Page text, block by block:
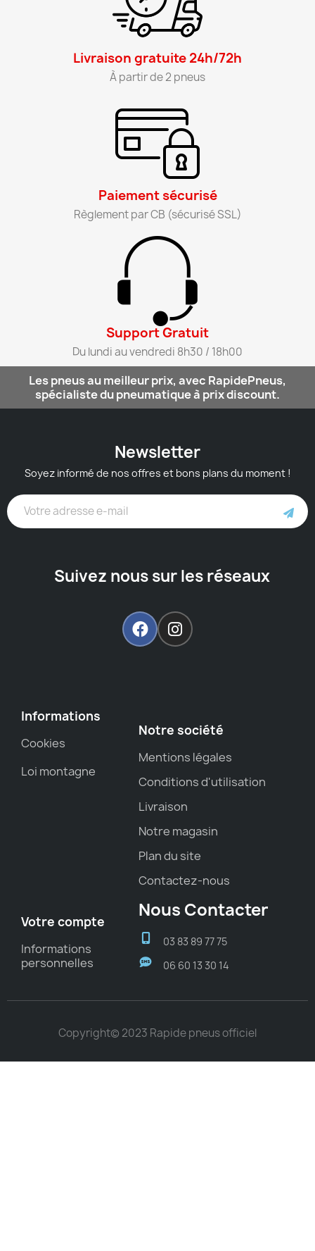
Livraison gratuite 24h/72h​
À partir de 2 pneus​
Paiement sécurisé​
Règlement par CB (sécurisé SSL)​
Support Gratuit​
Du lundi au vendredi 8h30 / 18h00​
Les pneus au meilleur prix, avec RapidePneus,
spécialiste du pneumatique à prix discount.
Newsletter
Soyez informé de nos offres et bons plans du moment !
Suivez nous sur les réseaux
Informations
Cookies
Loi montagne
Notre société
Mentions légales
Conditions d'utilisation
Livraison
Notre magasin
Plan du site
Contactez-nous
Votre compte
Informations
personnelles
Nous Contacter
03 83 89 77 75
06 60 13 30 14
Copyright© 2023 Rapide pneus officiel